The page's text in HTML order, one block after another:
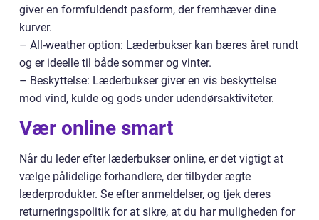
giver en formfuldendt pasform, der fremhæver dine
kurver.
– All-weather option: Læderbukser kan bæres året rundt
og er ideelle til både sommer og vinter.
– Beskyttelse: Læderbukser giver en vis beskyttelse
mod vind, kulde og gods under udendørsaktiviteter.
Vær online smart
Når du leder efter læderbukser online, er det vigtigt at
vælge pålidelige forhandlere, der tilbyder ægte
læderprodukter. Se efter anmeldelser, og tjek deres
returneringspolitik for at sikre, at du har muligheden for